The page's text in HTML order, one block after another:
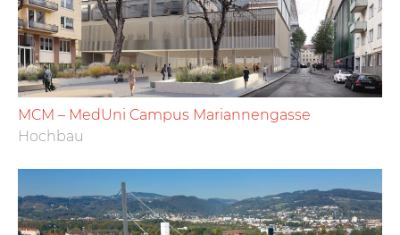
MCM – MedUni Campus Mariannengasse
Hochbau